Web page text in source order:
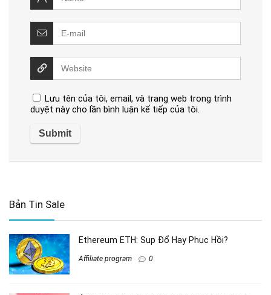
Lưu tên của tôi, email, và trang web trong trình
duyệt này cho lần bình luận kế tiếp của tôi.
Bản Tin Sale
Ethereum ETH: Sụp Đổ Hay Phục Hồi?
Affiliate program 0